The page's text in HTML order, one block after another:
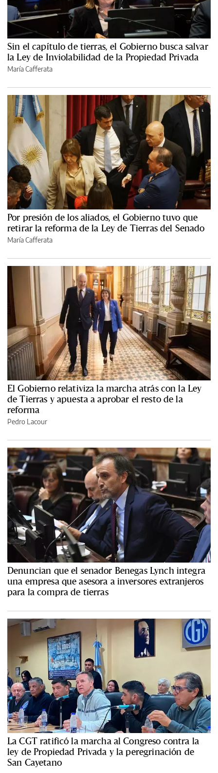
Sin el capítulo de tierras, el Gobierno busca salvar
la Ley de Inviolabilidad de la Propiedad Privada
María Cafferata
Por presión de los aliados, el Gobierno tuvo que
retirar la reforma de la Ley de Tierras del Senado
María Cafferata
El Gobierno relativiza la marcha atrás con la Ley
de Tierras y apuesta a aprobar el resto de la
reforma
Pedro Lacour
Denuncian que el senador Benegas Lynch integra
una empresa que asesora a inversores extranjeros
para la compra de tierras
La CGT ratificó la marcha al Congreso contra la
ley de Propiedad Privada y la peregrinación de
San Cayetano